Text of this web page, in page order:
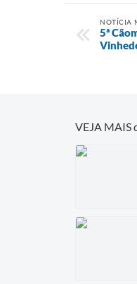
NOTÍCIA
5ª
VEJA MAIS